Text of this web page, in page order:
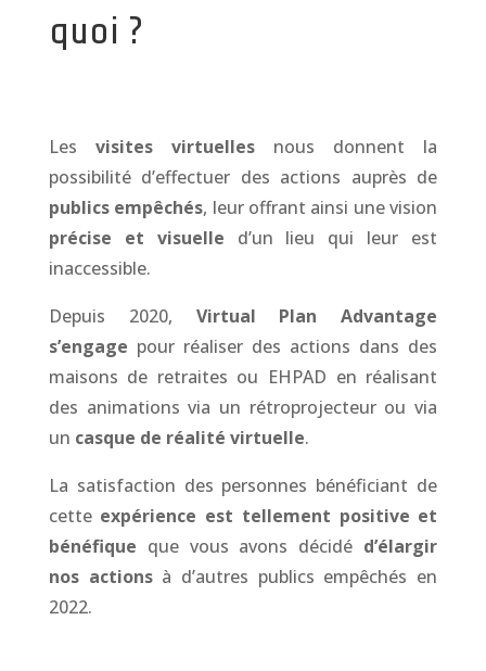
quoi ?
Les visites virtuellesnous donnent la
possibilité d’effectuer des actions auprès de
publics empêchés, leur offrant ainsi une vision
précise et visuelle d’un lieu qui leur est
inaccessible.
Depuis 2020, Virtual Plan Advantage
s’engage pour réaliser des actions dans des
maisons de retraites ou EHPAD en réalisant
des animations via un rétroprojecteur ou via
un casque de réalité virtuelle.
La satisfaction des personnes bénéficiant de
cette expérience est tellement positive et
bénéfique que vous avons décidé d’élargir
nos actionsà d’autres publics empêchés en
2022.